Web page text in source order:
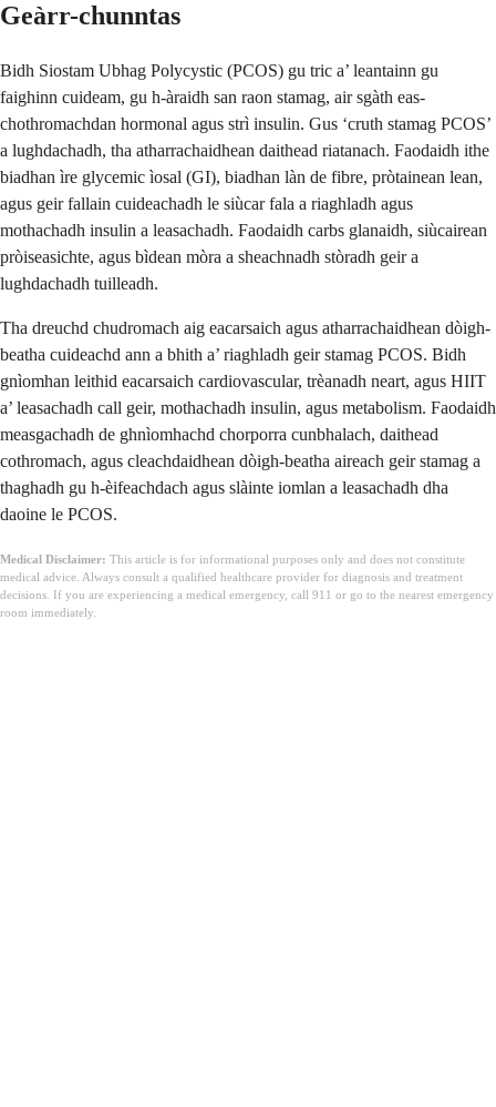
Geàrr-chunntas
Bidh Siostam Ubhag Polycystic (PCOS) gu tric a’ leantainn gu
faighinn cuideam, gu h-àraidh san raon stamag, air sgàth eas-
chothromachdan hormonal agus strì insulin. Gus ‘cruth stamag PCOS’
a lughdachadh, tha atharrachaidhean daithead riatanach. Faodaidh ithe
biadhan ìre glycemic ìosal (GI), biadhan làn de fibre, pròtainean lean,
agus geir fallain cuideachadh le siùcar fala a riaghladh agus
mothachadh insulin a leasachadh. Faodaidh carbs glanaidh, siùcairean
pròiseasichte, agus bìdean mòra a sheachnadh stòradh geir a
lughdachadh tuilleadh.
Tha dreuchd chudromach aig eacarsaich agus atharrachaidhean dòigh-
beatha cuideachd ann a bhith a’ riaghladh geir stamag PCOS. Bidh
gnìomhan leithid eacarsaich cardiovascular, trèanadh neart, agus HIIT
a’ leasachadh call geir, mothachadh insulin, agus metabolism. Faodaidh
measgachadh de ghnìomhachd chorporra cunbhalach, daithead
cothromach, agus cleachdaidhean dòigh-beatha aireach geir stamag a
thaghadh gu h-èifeachdach agus slàinte iomlan a leasachadh dha
daoine le PCOS.
Medical Disclaimer: This article is for informational purposes only and does not constitute
medical advice. Always consult a qualified healthcare provider for diagnosis and treatment
decisions. If you are experiencing a medical emergency, call 911 or go to the nearest emergency
room immediately.